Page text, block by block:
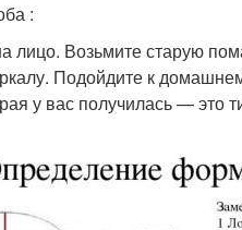
:
лицо. Возьмите старую
Подойдите к
у вас получилась — это